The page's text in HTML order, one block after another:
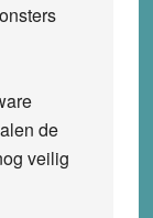
de
veilig